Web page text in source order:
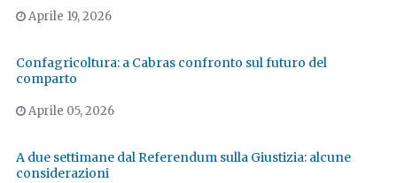
Aprile 19, 2026
Confagricoltura: a Cabras confronto sul futuro del
comparto
Aprile 05, 2026
A due settimane dal Referendum sulla Giustizia: alcune
considerazioni